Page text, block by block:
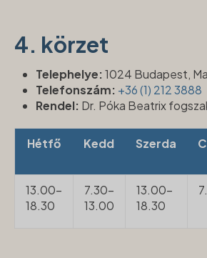
4. körzet
Telephelye:1024 Budapest,
Telefonszám: +36 (1) 212 3888
Rendel: Dr. Póka Beatrix
Hétfő Kedd Szerda
13.00-
18.30
7.30-
13.00
13.00-
18.30